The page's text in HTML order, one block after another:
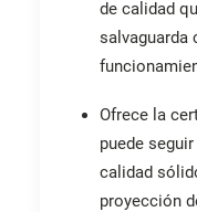
de calidad
salvaguarda
Ofrece la
puede
calidad
proyección